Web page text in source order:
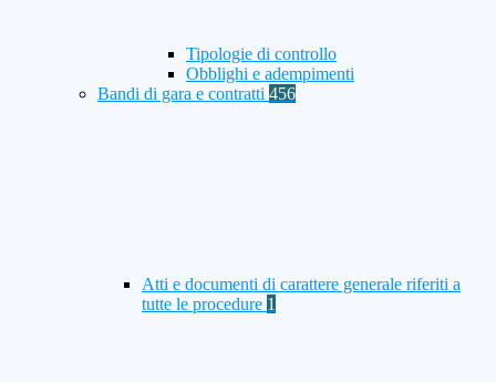
Tipologie di controllo
Obblighi e adempimenti
Bandi di gara e contratti 456
Atti e documenti di carattere generale riferiti a
tutte le procedure 1